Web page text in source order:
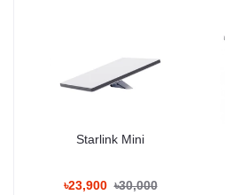
Starlink Mini
৳23,900 ৳30,000